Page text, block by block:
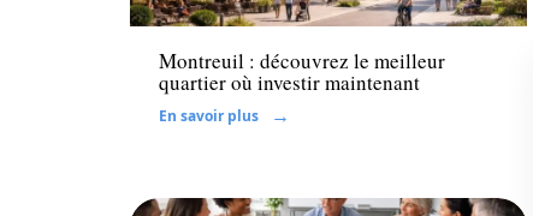
Montreuil : découvrez le meilleur
quartier où investir maintenant
En savoir plus